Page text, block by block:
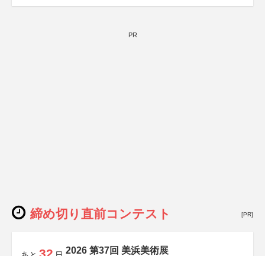
PR
締め切り直前コンテスト [PR]
2026 第37回 美浜美術展